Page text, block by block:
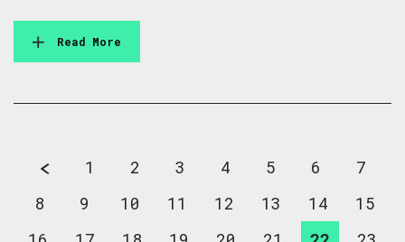
Read More
1 2 3 4 5 6
7
8
9 10 11 12 13 14
15